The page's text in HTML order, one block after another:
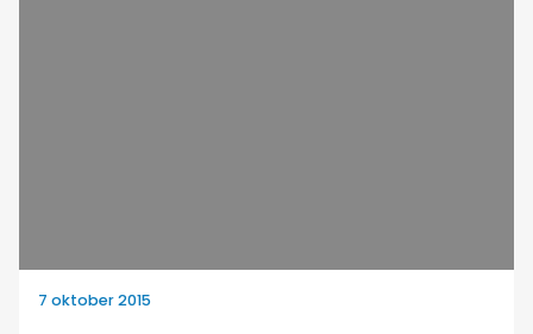
7 oktober 2015